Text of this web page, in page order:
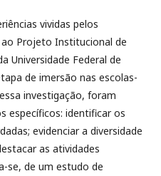
vividas pelos
ao Projeto Institucional de
Universidade Federal de
de imersão nas escolas-
investigação, foram
específicos: identificar os
evidenciar a diversidade
as atividades
se, de um estudo de